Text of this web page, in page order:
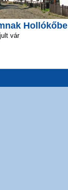
Hollókőbe
vár